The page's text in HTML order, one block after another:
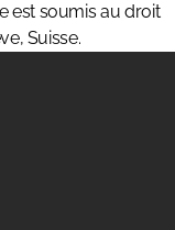
est soumis au droit
Suisse.